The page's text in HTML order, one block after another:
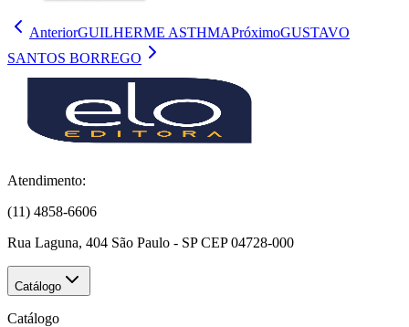
AnteriorGUILHERME ASTHMAPróximoGUSTAVO
SANTOS BORREGO
Atendimento:
(11) 4858-6606
Rua Laguna, 404 São Paulo - SP CEP 04728-000
Catálogo
Catálogo